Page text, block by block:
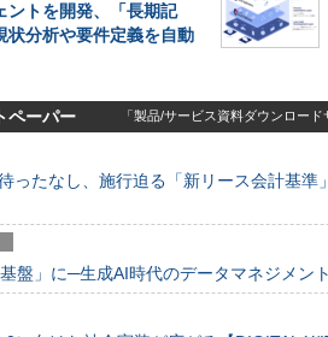
ントを開発、「長期記
状分析や要件定義を自動
ペーパー 「製品/サービス資料ダウンロー
ったなし、施行迫る「新リース会計基
盤」に─生成AI時代のデータマネジメン